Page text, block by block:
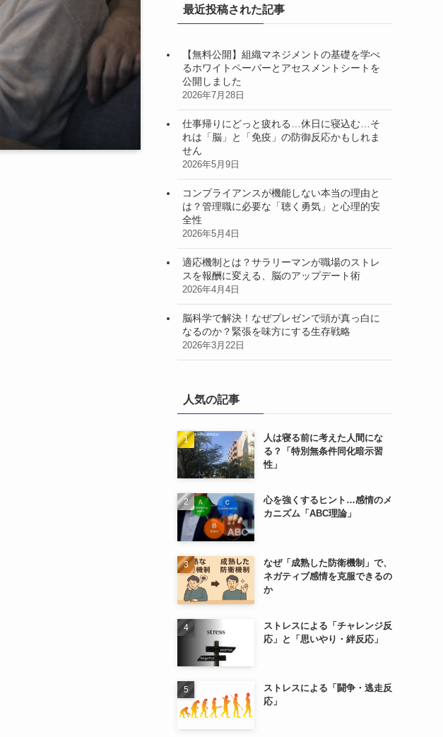
最近投稿された記事
【無料公開】組織マネジメントの基礎を学べ
るホワイトペーパーとアセスメントシートを
公開しました
2026年7月28日
仕事帰りにどっと疲れる…休日に寝込む…そ
れは「脳」と「免疫」の防御反応かもしれま
せん
2026年5月9日
コンプライアンスが機能しない本当の理由と
は？管理職に必要な「聴く勇気」と心理的安
全性
2026年5月4日
適応機制とは？サラリーマンが職場のストレ
スを報酬に変える、脳のアップデート術
2026年4月4日
脳科学で解決！なぜプレゼンで頭が真っ白に
なるのか？緊張を味方にする生存戦略
2026年3月22日
人気の記事
人は寝る前に考えた人間にな
る？「特別無条件同化暗示習
性」
心を強くするヒント…感情のメ
カニズム「ABC理論」
なぜ「成熟した防衛機制」で、
ネガティブ感情を克服できるの
か
ストレスによる「チャレンジ反
応」と「思いやり・絆反応」
ストレスによる「闘争・逃走反
応」